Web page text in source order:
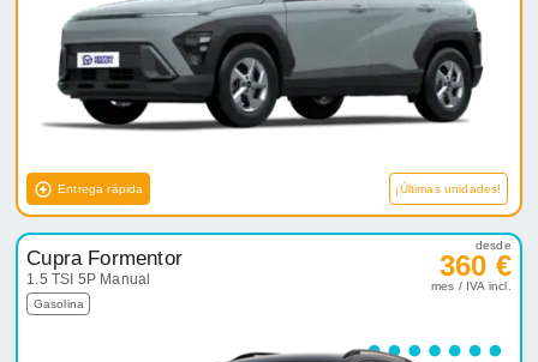
Entrega rápida ¡Últimas unidades!
Cupra Formentor
1.5 TSI 5P Manual
Gasolina
desde
360 €
mes / IVA incl.